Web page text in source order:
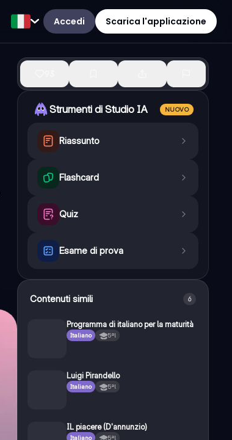
Accedi Scarica l'applicazione
Strumenti di Studio IA NUOVO
Riassunto
Flashcard
Quiz
Esame di prova
Contenuti simili 6
Programma di italiano per la maturità
Italiano 5ªl
Luigi Pirandello
Italiano 5ªl
IL piacere (D'annunzio)
Italiano 5ªl